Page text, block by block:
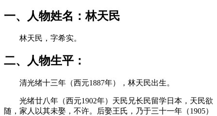
一、人物姓名：林天民
林天民，字希实。
二、人物生平：
清光绪十三年（西元1887年），林天民出生。
光绪廿八年（西元1902年）天民兄长民留学日本，天民欲
随，家人以其未娶，不许。后娶王氏，乃于三十一年（1905）